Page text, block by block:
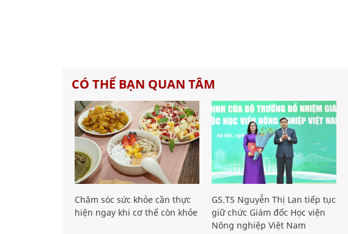
CÓ THỂ BẠN QUAN TÂM
Chăm sóc sức khỏe cần thực
hiện ngay khi cơ thể còn khỏe
GS.TS Nguyễn Thị Lan tiếp tục
giữ chức Giám đốc Học viện
Nông nghiệp Việt Nam